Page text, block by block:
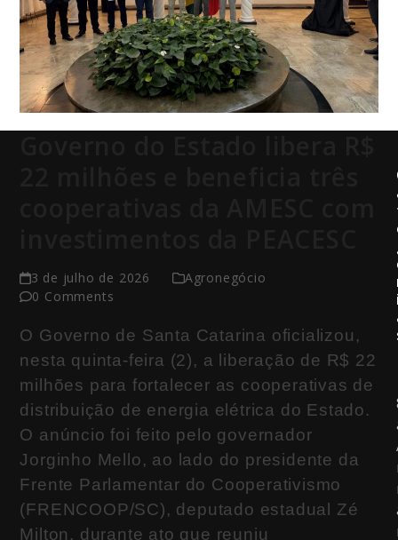
3 de julho de 2026
Agronegócio
0 Comments
O Governo de Santa Catarina oficializou,
nesta quinta-feira (2), a liberação de R$ 22
milhões para fortalecer as cooperativas de
distribuição de energia elétrica do Estado.
O anúncio foi feito pelo governador
Jorginho Mello, ao lado do presidente da
Frente Parlamentar do Cooperativismo
(FRENCOOP/SC), deputado estadual Zé
Milton, durante ato que reuniu